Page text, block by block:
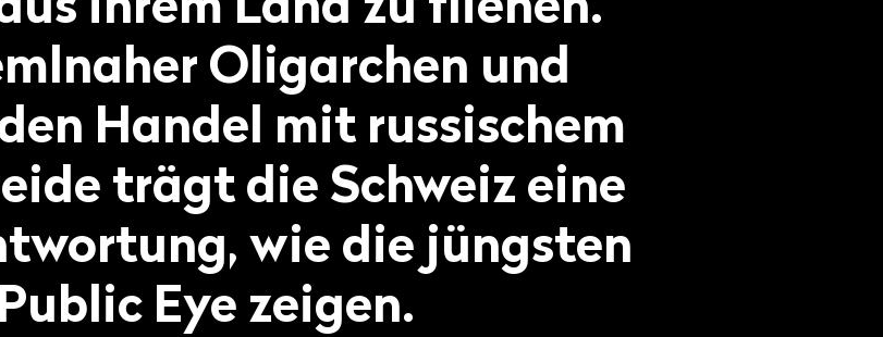
Oligarchen und
Handel mit russischem
trägt die Schweiz eine
wie die jüngsten
Eye zeigen.